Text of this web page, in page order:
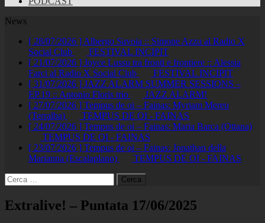
News
[ 28/07/2026 ] Albergo Savoia :: Simone Azzu al Radio X
Social Club
FESTIVAL INCIPIT
[ 21/07/2026 ] Joyce Lussu tra fronti e frontiere :: Alessia
Farci al Radio X Social Club
FESTIVAL INCIPIT
[ 31/07/2026 ] JAZZ ALARM SUMMER SESSIONS –
EP.19 :: Antonio Floris trio
JAZZ ALARM!
[ 27/07/2026 ] Tempus de oi – Fainas: Myriam Mereu
(Terralba)
TEMPUS DE OI - FAINAS
[ 24/07/2026 ] Tempus de oi – Fainas: Maria Barca (Ottana)
TEMPUS DE OI - FAINAS
[ 23/07/2026 ] Tempus de oi – Fainas: Jonathan della
Marianna (Escalaplano)
TEMPUS DE OI - FAINAS
Ricerca
per:
Extralive! – Puntata 17/06/2025